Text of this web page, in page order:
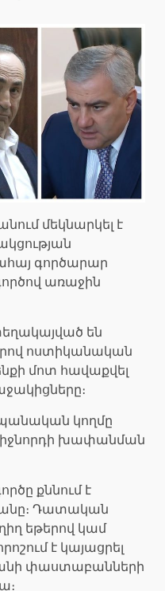
մեկնարկել է
գործարար
առաջին
են
ոստիկանական
մոտ հավաքվել
կողմը
խափանման
քննում է
Դատական
եթերով կամ
է կայացրել
փաստաբանների